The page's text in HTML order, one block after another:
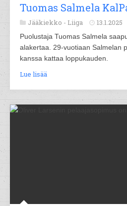
Tuomas Salmela
Jääkiekko - Liiga 13.1.2025
Puolustaja Tuomas Salmela
alakertaa. 29-vuotiaan Salmelan
kanssa kattaa loppukauden.
Lue lisää